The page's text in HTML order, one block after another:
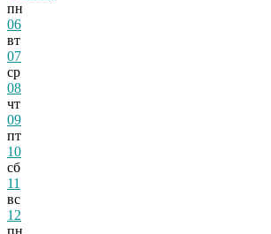
пн
06
вт
07
ср
08
чт
09
пт
10
сб
11
вс
12
пн